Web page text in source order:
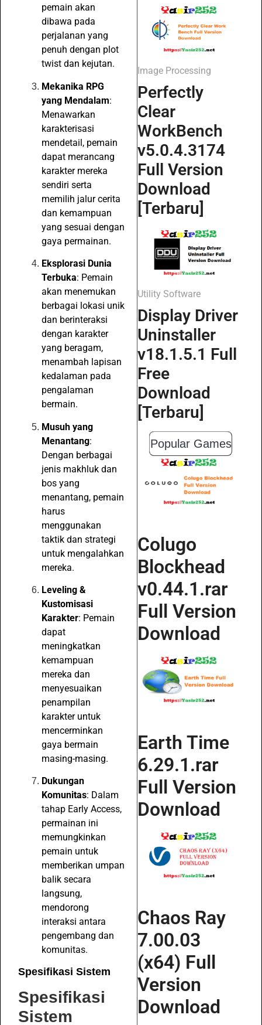
pemain akan
dibawa pada
perjalanan yang
penuh dengan plot
twist dan kejutan.
Mekanika RPG
yang Mendalam:
Menawarkan
karakterisasi
mendetail, pemain
dapat merancang
karakter mereka
sendiri serta
memilih jalur cerita
dan kemampuan
yang sesuai dengan
gaya permainan.
Eksplorasi Dunia
Terbuka: Pemain
akan menemukan
berbagai lokasi unik
dan berinteraksi
dengan karakter
yang beragam,
menambah lapisan
kedalaman pada
pengalaman
bermain.
Musuh yang
Menantang:
Dengan berbagai
jenis makhluk dan
bos yang
menantang, pemain
harus
menggunakan
taktik dan strategi
untuk mengalahkan
mereka.
Leveling &
Kustomisasi
Karakter: Pemain
dapat
meningkatkan
kemampuan
mereka dan
menyesuaikan
penampilan
karakter untuk
mencerminkan
gaya bermain
masing-masing.
Dukungan
Komunitas: Dalam
tahap Early Access,
permainan ini
memungkinkan
pemain untuk
memberikan umpan
balik secara
langsung,
mendorong
interaksi antara
pengembang dan
komunitas.
Spesifikasi Sistem
Spesifikasi
Sistem
Image Processing
Perfectly
Clear
WorkBench
v5.0.4.3174
Full Version
Download
[Terbaru]
Utility Software
Display Driver
Uninstaller
v18.1.5.1 Full
Free
Download
[Terbaru]
Popular Games
Colugo
Blockhead
v0.44.1.rar
Full Version
Download
Earth Time
6.29.1.rar
Full Version
Download
Chaos Ray
7.00.03
(x64) Full
Version
Download